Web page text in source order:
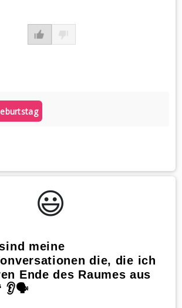
😃️
meine
die, die ich
Ende des Raumes aus
👂🗣️